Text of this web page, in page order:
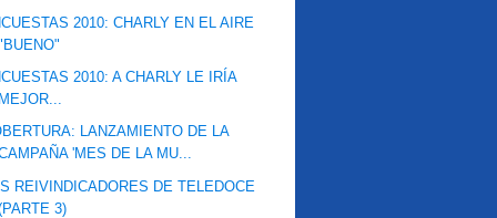
2010: CHARLY EN EL AIRE
2010: A CHARLY LE IRÍA
LANZAMIENTO DE LA
'MES DE LA MU...
REIVINDICADORES DE TELEDOCE
3)